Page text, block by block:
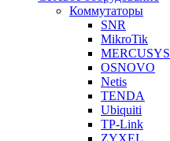
Коммутаторы
SNR
MikroTik
MERCUSYS
OSNOVO
Netis
TENDA
Ubiquiti
TP-Link